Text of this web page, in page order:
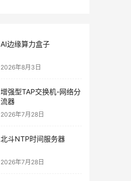
AI边缘算力盒子
2026年8月3日
增强型TAP交换机-网络分
流器
2026年7月28日
北斗NTP时间服务器
2026年7月28日